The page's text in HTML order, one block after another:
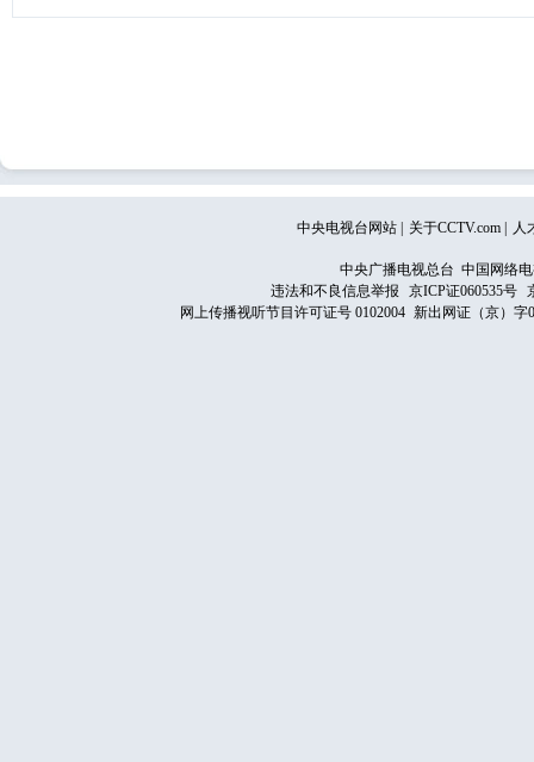
中央电视台网站 关于CCTV.com 人
中央广播电视总台 中国网络
违法和不良信息举报
京ICP证060535号
网上传播视听节目许可证号 0102004 新出网证（京）